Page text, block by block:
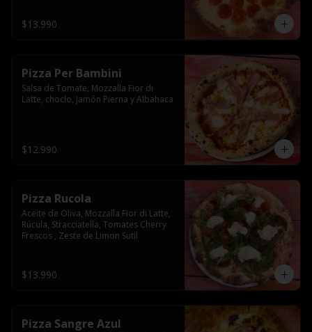
$13.990
Pizza Per Bambini
Salsa de Tomate, Mozzalla Fior di
Latte, choclo, Jamón Pierna y Albahaca
$12.990
Pizza Rucola
Aceite de Oliva, Mozzalla Fior di Latte,
Rúcula, Stracciatella, Tomates Cherry
Frescos , Zeste de Limon Sutil
$13.990
Pizza Sangre Azul